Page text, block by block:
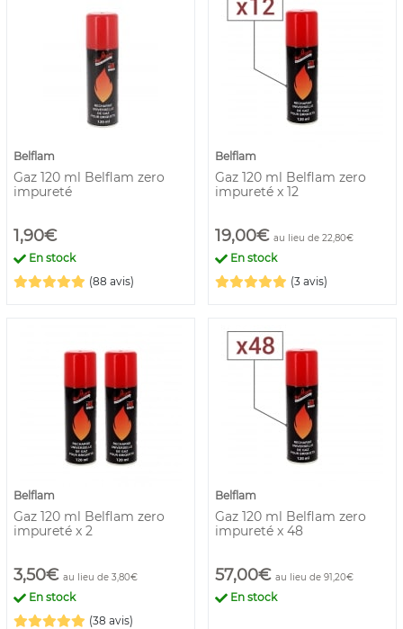
Belflam
Gaz 120 ml Belflam zero
impureté
1,90€
En stock
(88 avis)
Belflam
Gaz 120 ml Belflam zero
impureté x 12
19,00€ au lieu de 22,80€
En stock
(3 avis)
Belflam
Gaz 120 ml Belflam zero
impureté x 2
3,50€ au lieu de 3,80€
En stock
(38 avis)
Belflam
Gaz 120 ml Belflam zero
impureté x 48
57,00€ au lieu de 91,20€
En stock